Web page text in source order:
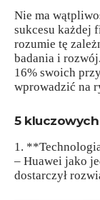
Nie ma
sukcesu każdej
rozumie tę
badania i
16% swoich
wprowadzić na
5
1.
– Huawei jako
dostarczył